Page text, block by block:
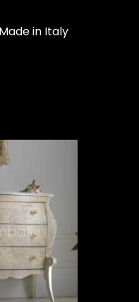
in Italy